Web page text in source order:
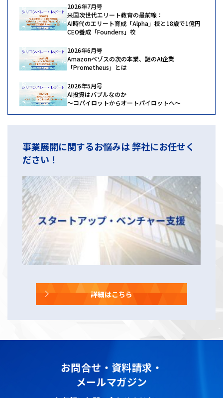
2026年7月号
米国次世代エリート教育の最前線：
AI時代のエリート育成「Alpha」校と18歳で1億円
CEO養成「Founders」校
2026年6月号
Amazonベゾスの次の本業、謎のAI企業
「Prometheus」とは
2026年5月号
AI投資はバブルなのか
〜コパイロットからオートパイロットへ〜
事業展開に関するお悩みは 弊社にお任せく
ださい！
詳細はこちら
お問合せ・資料請求・
メールマガジン